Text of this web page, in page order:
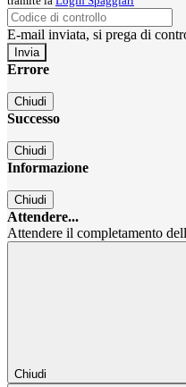
E-mail inviata, si prega di
Errore
Chiudi
Successo
Chiudi
Informazione
Chiudi
Attendere...
Attendere il completamento
Chiudi